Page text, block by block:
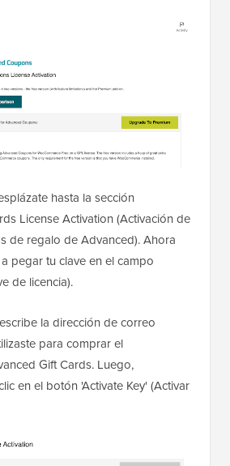
hasta la sección
License Activation (Activación de
de regalo de Advanced). Ahora
pegar tu clave en el campo
de licencia).
la dirección de correo
para comprar el
Gift Cards. Luego,
en el botón 'Activate Key' (Activar